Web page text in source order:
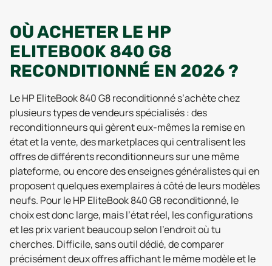
OÙ ACHETER LE HP
ELITEBOOK 840 G8
RECONDITIONNÉ EN 2026 ?
Le HP EliteBook 840 G8 reconditionné s’achète chez
plusieurs types de vendeurs spécialisés : des
reconditionneurs qui gèrent eux-mêmes la remise en
état et la vente, des marketplaces qui centralisent les
offres de différents reconditionneurs sur une même
plateforme, ou encore des enseignes généralistes qui en
proposent quelques exemplaires à côté de leurs modèles
neufs. Pour le HP EliteBook 840 G8 reconditionné, le
choix est donc large, mais l’état réel, les configurations
et les prix varient beaucoup selon l’endroit où tu
cherches. Difficile, sans outil dédié, de comparer
précisément deux offres affichant le même modèle et le